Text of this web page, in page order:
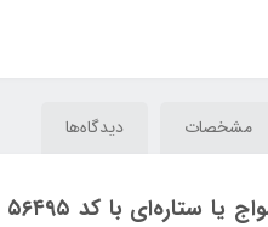
مشخصات دیدگاه‌ها
یا ستاره‌ای با کد ۵۶۴۹۵